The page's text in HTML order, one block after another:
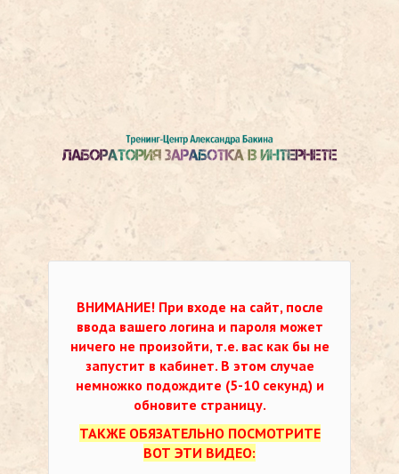
ВНИМАНИЕ! При входе на сайт, после
ввода вашего логина и пароля может
ничего не произойти, т.е. вас как бы не
запустит в кабинет. В этом случае
немножко подождите (5-10 секунд) и
обновите страницу.
ТАКЖЕ ОБЯЗАТЕЛЬНО ПОСМОТРИТЕ
ВОТ ЭТИ ВИДЕО: